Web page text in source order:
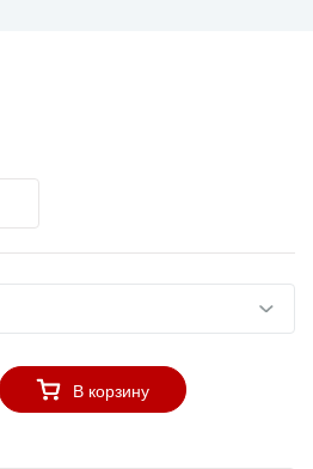
В корзину